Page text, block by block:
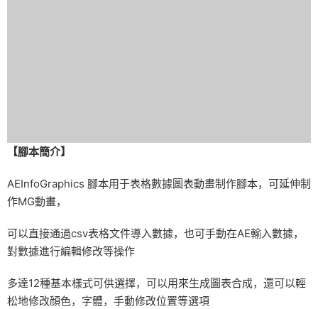
【腳本簡介】
AEInfoGraphics 腳本用于表格數據圖表動畫制作腳本，可延伸制
作MG動畫，
可以直接通過csv表格文件導入數據，也可手動在AE輸入數據，
對數據進行編輯修改等操作
多達12種基本樣式可供選擇，可以用來生成圖表合成，還可以輕
松地修改顔色，字體，手動修改位置等選項